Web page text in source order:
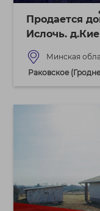
Продается
Ислочь.
Минская
Раковское